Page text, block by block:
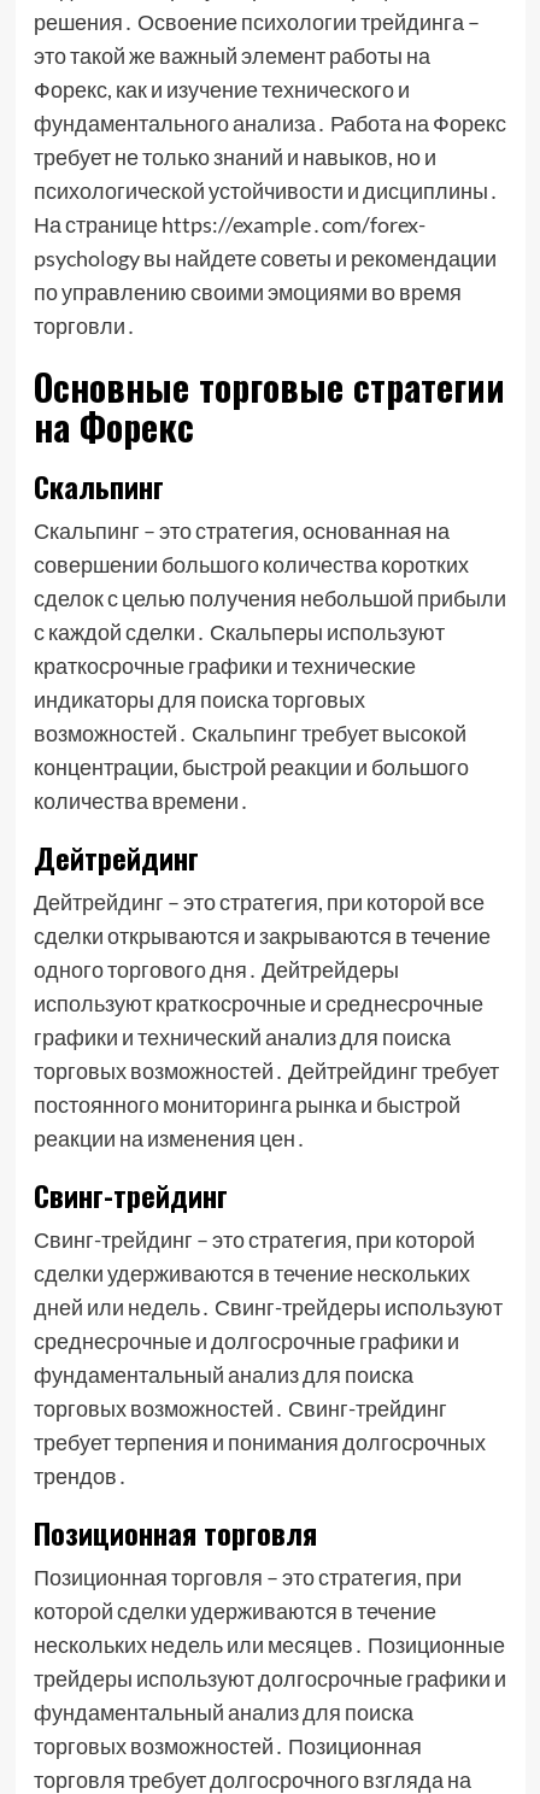
решения․ Освоение психологии трейдинга –
это такой же важный элемент работы на
Форекс, как и изучение технического и
фундаментального анализа․ Работа на Форекс
требует не только знаний и навыков, но и
психологической устойчивости и дисциплины․
На странице https://example․com/forex-
psychology вы найдете советы и рекомендации
по управлению своими эмоциями во время
торговли․
Основные торговые стратегии
на Форекс
Скальпинг
Скальпинг – это стратегия, основанная на
совершении большого количества коротких
сделок с целью получения небольшой прибыли
с каждой сделки․ Скальперы используют
краткосрочные графики и технические
индикаторы для поиска торговых
возможностей․ Скальпинг требует высокой
концентрации, быстрой реакции и большого
количества времени․
Дейтрейдинг
Дейтрейдинг – это стратегия, при которой все
сделки открываются и закрываются в течение
одного торгового дня․ Дейтрейдеры
используют краткосрочные и среднесрочные
графики и технический анализ для поиска
торговых возможностей․ Дейтрейдинг требует
постоянного мониторинга рынка и быстрой
реакции на изменения цен․
Свинг-трейдинг
Свинг-трейдинг – это стратегия, при которой
сделки удерживаются в течение нескольких
дней или недель․ Свинг-трейдеры используют
среднесрочные и долгосрочные графики и
фундаментальный анализ для поиска
торговых возможностей․ Свинг-трейдинг
требует терпения и понимания долгосрочных
трендов․
Позиционная торговля
Позиционная торговля – это стратегия, при
которой сделки удерживаются в течение
нескольких недель или месяцев․ Позиционные
трейдеры используют долгосрочные графики и
фундаментальный анализ для поиска
торговых возможностей․ Позиционная
торговля требует долгосрочного взгляда на